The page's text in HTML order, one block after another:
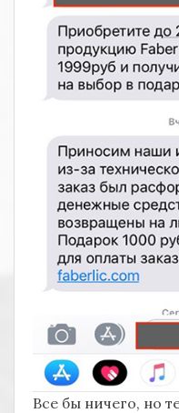
Все бы ничего, но